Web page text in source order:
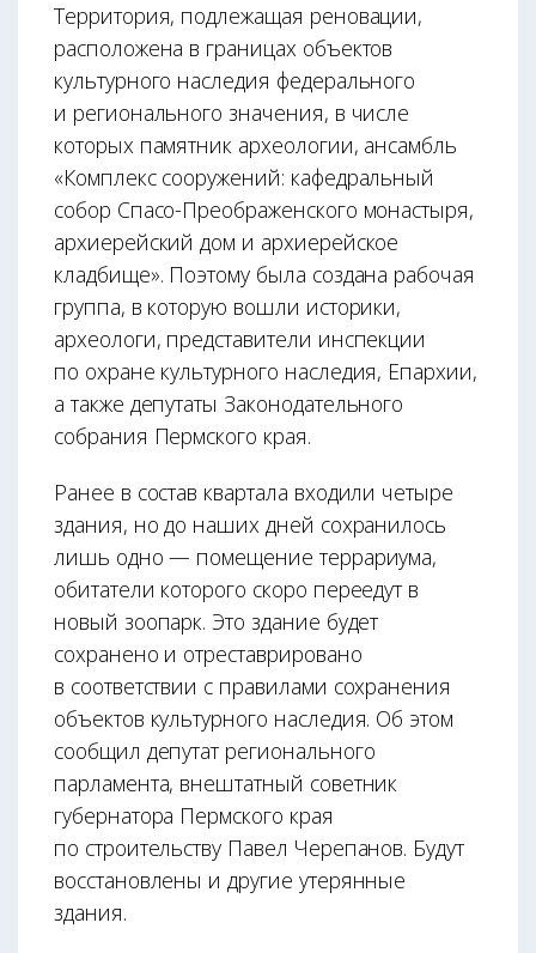
Территория, подлежащая реновации,
расположена в границах объектов
культурного наследия федерального
и регионального значения, в числе
которых памятник археологии, ансамбль
«Комплекс сооружений: кафедральный
собор Спасо-Преображенского монастыря,
архиерейский дом и архиерейское
кладбище». Поэтому была создана рабочая
группа, в которую вошли историки,
археологи, представители инспекции
по охране культурного наследия, Епархии,
а также депутаты Законодательного
собрания Пермского края.
Ранее в состав квартала входили четыре
здания, но до наших дней сохранилось
лишь одно — помещение террариума,
обитатели которого скоро переедут в
новый зоопарк. Это здание будет
сохранено и отреставрировано
в соответствии с правилами сохранения
объектов культурного наследия. Об этом
сообщил депутат регионального
парламента, внештатный советник
губернатора Пермского края
по строительству Павел Черепанов. Будут
восстановлены и другие утерянные
здания.